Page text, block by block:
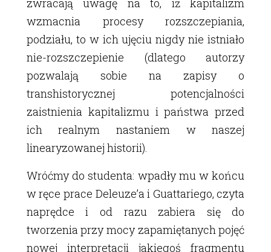
zwracają uwagę na to, iż kapitalizm
wzmacnia procesy rozszczepiania,
podziału, to w ich ujęciu nigdy nie istniało
nie-rozszczepienie (dlatego autorzy
pozwalają sobie na zapisy o
transhistorycznej potencjalności
zaistnienia kapitalizmu i państwa przed
ich realnym nastaniem w naszej
linearyzowanej historii).
Wróćmy do studenta: wpadły mu w końcu
w ręce prace Deleuzeʼa i Guattariego, czyta
naprędce i od razu zabiera się do
tworzenia przy mocy zapamiętanych pojęć
nowej interpretacji jakiegoś fragmentu